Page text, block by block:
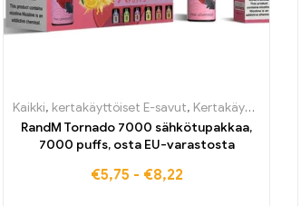
savut Suomi,kertakäyttöiset E-savut Suomi
,Kertakäyttöiset sähkötupakat
Kaikki, kertakäyttöiset E-savut, Kertakäyttöiset sähkötupakat Belgia
RandM Tornado 7000 sähkötupakkaa,
7000 puffs, osta EU-varastosta
€5,75 - €8,22